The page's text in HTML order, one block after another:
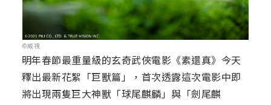
©威視
明年春節最重量級的玄奇武俠電影《素還真》今天
釋出最新花絮「巨獸篇」，首次透露這次電影中即
將出現兩隻巨大神獸「球尾麒麟」與「劍尾麒